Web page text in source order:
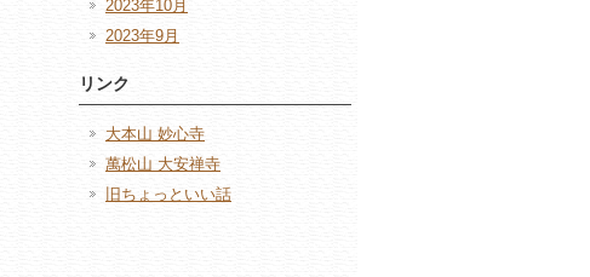
2023年10月
2023年9月
リンク
大本山 妙心寺
萬松山 大安禅寺
旧ちょっといい話